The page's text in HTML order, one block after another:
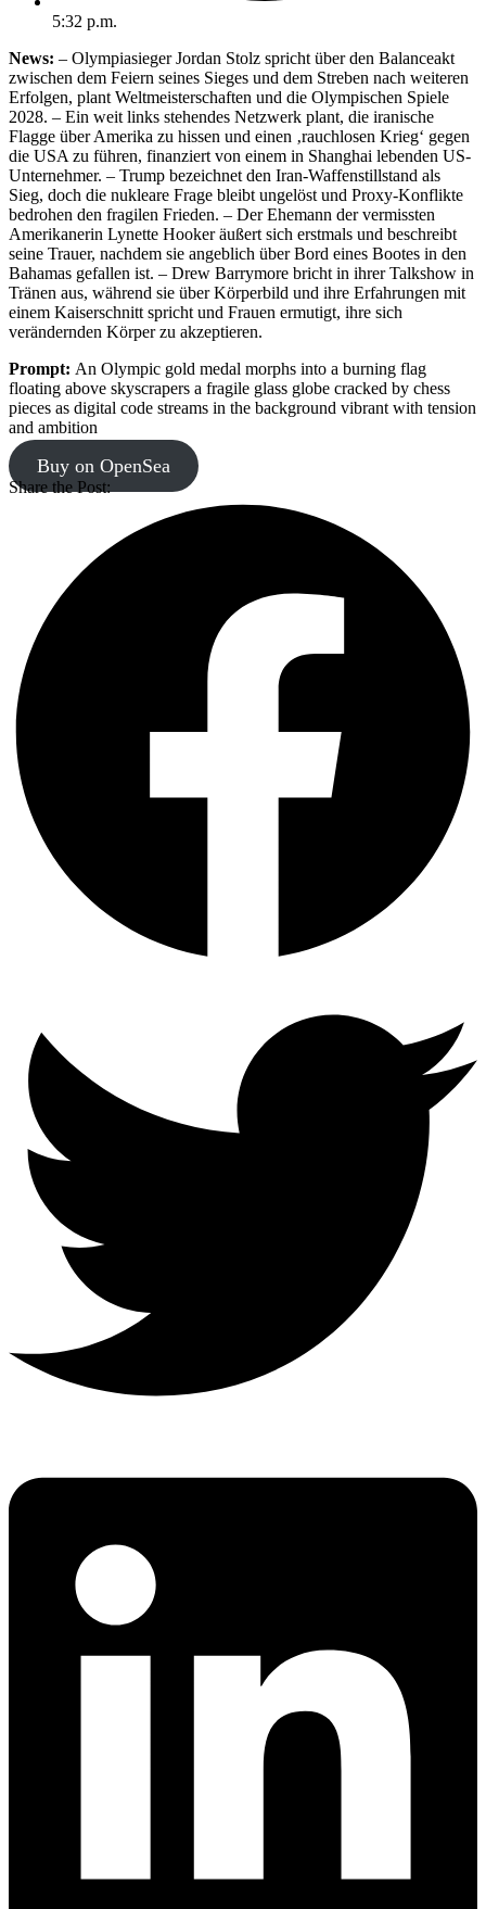
5:32 p.m.
News: – Olympiasieger Jordan Stolz spricht über den Balanceakt
zwischen dem Feiern seines Sieges und dem Streben nach weiteren
Erfolgen, plant Weltmeisterschaften und die Olympischen Spiele
2028. – Ein weit links stehendes Netzwerk plant, die iranische
Flagge über Amerika zu hissen und einen ‚rauchlosen Krieg‘ gegen
die USA zu führen, finanziert von einem in Shanghai lebenden US-
Unternehmer. – Trump bezeichnet den Iran-Waffenstillstand als
Sieg, doch die nukleare Frage bleibt ungelöst und Proxy-Konflikte
bedrohen den fragilen Frieden. – Der Ehemann der vermissten
Amerikanerin Lynette Hooker äußert sich erstmals und beschreibt
seine Trauer, nachdem sie angeblich über Bord eines Bootes in den
Bahamas gefallen ist. – Drew Barrymore bricht in ihrer Talkshow in
Tränen aus, während sie über Körperbild und ihre Erfahrungen mit
einem Kaiserschnitt spricht und Frauen ermutigt, ihre sich
verändernden Körper zu akzeptieren.
Prompt: An Olympic gold medal morphs into a burning flag
floating above skyscrapers a fragile glass globe cracked by chess
pieces as digital code streams in the background vibrant with tension
and ambition
Buy on OpenSea
Share the Post: